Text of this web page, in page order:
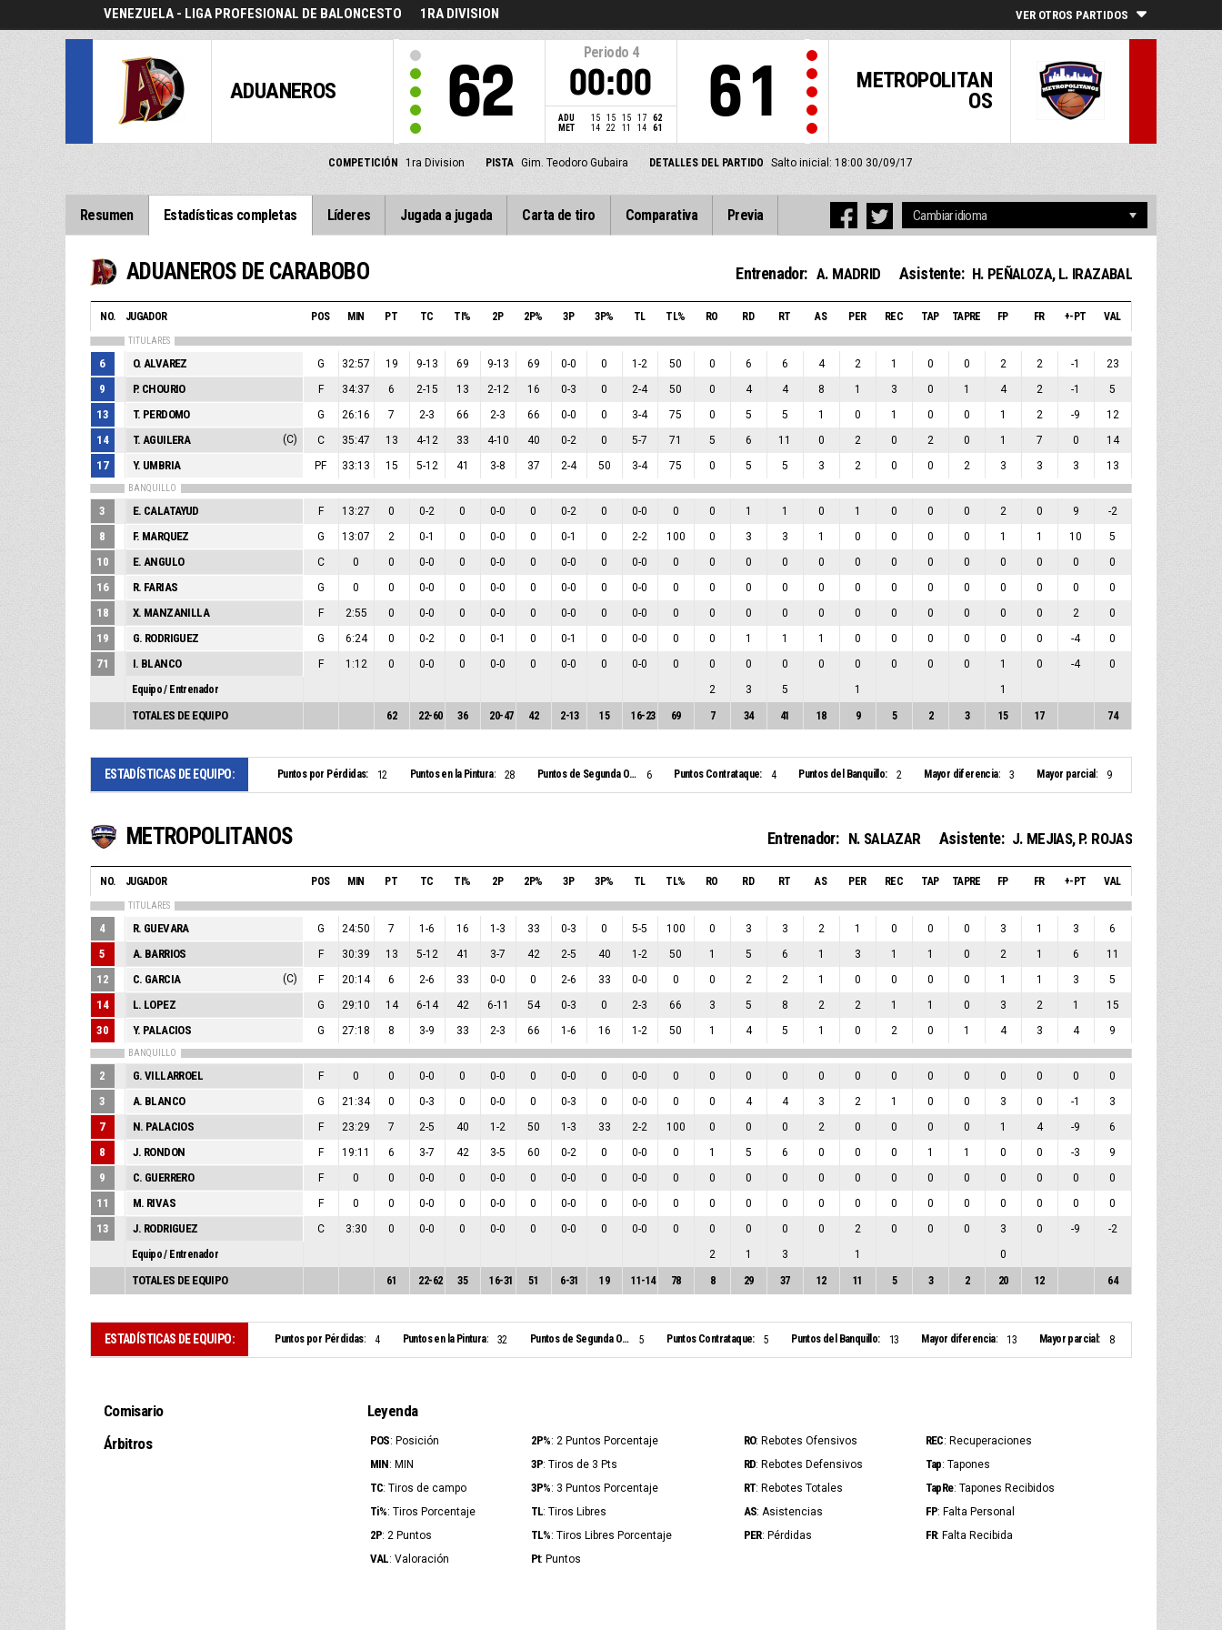
VENEZUELA - LIGA PROFESIONAL DE BALONCESTO 1RA DIVISION VER OTROS PARTIDOS
ADUANEROS 62
Periodo 4
00:00
ADU 15 15 15 17
62
MET
14 22 11 14 61
METROPOLITAN
OS
61
COMPETICIÓN 1ra Division PISTA Gim. Teodoro Gubaira DETALLES DEL PARTIDO Salto inicial: 18:00 30/09/17
Resumen Estadísticas completas Líderes Jugada a jugada Carta de tiro Comparativa Previa
ADUANEROS DE CARABOBO Entrenador: A. MADRID Asistente: H. PEÑALOZA, L. IRAZABAL
NO. JUGADOR POS MIN PT TC TI% 2P 2P% 3P 3P% TL TL% RO RD RT AS PER REC TAP TAPRE FP FR +-PT VAL
TITULARES
6 O. ALVAREZ G 32:57 19 9-13 69 9-13 69 0-0 0 1-2 50 0 6 6 4 2 1 0 0 2 2 -1 23
9 P. CHOURIO F 34:37 6 2-15 13 2-12 16 0-3 0 2-4 50 0 4 4 8 1 3 0 1 4 2 -1 5
13 T. PERDOMO G 26:16 7 2-3 66 2-3 66 0-0 0 3-4 75 0 5 5 1 0 1 0 0 1 2 -9 12
14 T. AGUILERA (C) C 35:47 13 4-12 33 4-10 40 0-2 0 5-7 71 5 6 11 0 2 0 2 0 1 7 0 14
17 Y. UMBRIA PF 33:13 15 5-12 41 3-8 37 2-4 50 3-4 75 0 5 5 3 2 0 0 2 3 3 3 13
BANQUILLO
3 E. CALATAYUD F 13:27 0 0-2 0 0-0 0 0-2 0 0-0 0 0 1 1 0 1 0 0 0 2 0 9 -2
8 F. MARQUEZ G 13:07 2 0-1 0 0-0 0 0-1 0 2-2 100 0 3 3 1 0 0 0 0 1 1 10 5
10 E. ANGULO C 0 0 0-0 0 0-0 0 0-0 0 0-0 0 0 0 0 0 0 0 0 0 0 0 0 0
16 R. FARIAS G 0 0 0-0 0 0-0 0 0-0 0 0-0 0 0 0 0 0 0 0 0 0 0 0 0 0
18 X. MANZANILLA F 2:55 0 0-0 0 0-0 0 0-0 0 0-0 0 0 0 0 0 0 0 0 0 0 0 2 0
19 G. RODRIGUEZ G 6:24 0 0-2 0 0-1 0 0-1 0 0-0 0 0 1 1 1 0 0 0 0 0 0 -4 0
71 I. BLANCO F 1:12 0 0-0 0 0-0 0 0-0 0 0-0 0 0 0 0 0 0 0 0 0 1 0 -4
0
Equipo / Entrenador
2 3 5 1 1
TOTALES DE EQUIPO 62 22-60 36 20-47 42 2-13 15 16-23 69 7 34 41 18 9 5 2 3 15 17 74
ESTADÍSTICAS DE EQUIPO: Puntos por Pérdidas: 12 Puntos en la Pintura: 28 Puntos de Segunda Oportunidad: 6 Puntos Contrataque: 4 Puntos del Banquillo: 2 Mayor diferencia: 3 Mayor parcial: 9
METROPOLITANOS Entrenador: N. SALAZAR Asistente: J. MEJIAS, P. ROJAS
NO. JUGADOR POS MIN PT TC TI% 2P 2P% 3P 3P% TL TL% RO RD RT AS PER REC TAP TAPRE FP FR +-PT VAL
TITULARES
4 R. GUEVARA G 24:50 7 1-6 16 1-3 33 0-3 0 5-5 100 0 3 3 2 1 0 0 0 3 1 3 6
5 A. BARRIOS F 30:39 13 5-12 41 3-7 42 2-5 40 1-2 50 1 5 6 1 3 1 1 0 2 1 6 11
12 C. GARCIA (C) F 20:14 6 2-6 33 0-0 0 2-6 33 0-0 0 0 2 2 1 0 0 0 0 1 1 3 5
14 L. LOPEZ G 29:10 14 6-14 42 6-11 54 0-3 0 2-3 66 3 5 8 2 2 1 1 0 3 2 1 15
30 Y. PALACIOS G 27:18 8 3-9 33 2-3 66 1-6 16 1-2 50 1 4 5 1 0 2 0 1 4 3 4 9
BANQUILLO
2 G. VILLARROEL F 0 0 0-0 0 0-0 0 0-0 0 0-0 0 0 0 0 0 0 0 0 0 0 0 0 0
3 A. BLANCO G 21:34 0 0-3 0 0-0 0 0-3 0 0-0 0 0 4 4 3 2 1 0 0 3 0 -1 3
7 N. PALACIOS F 23:29 7 2-5 40 1-2 50 1-3 33 2-2 100 0 0 0 2 0 0 0 0 1 4 -9 6
8 J. RONDON F 19:11 6 3-7 42 3-5 60 0-2 0 0-0 0 1 5 6 0 0 0 1 1 0 0 -3 9
9 C. GUERRERO F 0 0 0-0 0 0-0 0 0-0 0 0-0 0 0 0 0 0 0 0 0 0 0 0 0 0
11 M. RIVAS F 0 0 0-0 0 0-0 0 0-0 0 0-0 0 0 0 0 0 0 0 0 0 0 0 0 0
13 J. RODRIGUEZ C 3:30 0 0-0 0 0-0 0 0-0 0 0-0 0 0 0 0 0 2 0 0 0 3 0 -9
-2
Equipo / Entrenador
2 1 3 1 0
TOTALES DE EQUIPO 61 22-62 35 16-31 51 6-31 19 11 -14 78 8 29 37 12 11 5 3 2 20 12 64
ESTADÍSTICAS DE EQUIPO: Puntos por Pérdidas: 4 Puntos en la Pintura: 32 Puntos de Segunda Oportunidad: 5 Puntos Contrataque: 5 Puntos del Banquillo: 13 Mayor diferencia: 13 Mayor parcial: 8
Comisario
Árbitros
Leyenda
POS: Posición 2P%: 2 Puntos Porcentaje RO: Rebotes Ofensivos REC: Recuperaciones
MIN: MIN 3P: Tiros de 3 Pts RD: Rebotes Defensivos Tap: Tapones
TC: Tiros de campo 3P%: 3 Puntos Porcentaje RT: Rebotes Totales TapRe: Tapones Recibidos
Ti%: Tiros Porcentaje TL: Tiros Libres AS: Asistencias FP: Falta Personal
2P: 2 Puntos TL%: Tiros Libres Porcentaje PER: Pérdidas FR: Falta Recibida
VAL: Valoración Pt: Puntos